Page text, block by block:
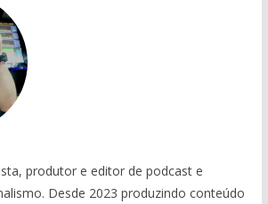
produtor e editor de podcast e
Desde 2023 produzindo conteúdo